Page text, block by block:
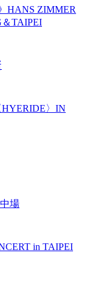
HANS ZIMMER
TAIPEI
HYERIDE〉IN
場
in TAIPEI